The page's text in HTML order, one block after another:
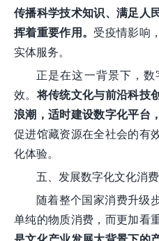
传播科学技术知识、满足人
挥着重要作用。 受疫情影响
实体服务。
正是在这一背景下，
效。将传统文化与前沿科技
浪潮，适时建设数字化平台
促进馆藏资源在全社会的有
化体验。
五、发展数字化文化消
随着整个国家消费升级
单纯的物质消费，而更加看